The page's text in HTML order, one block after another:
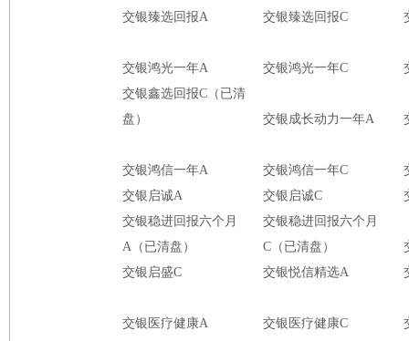
交银臻选回报A 交银臻选回报C
交银鸿光一年A 交银鸿光一年C
交银鑫选回报C（已清
盘）
交银成长动力一年A
交银鸿信一年A 交银鸿信一年C
交银启诚A
交银启诚C
交银稳进回报六个月
A（已清盘）
交银稳进回报六个月
C（已清盘）
交银启盛C
交银悦信精选A
交银医疗健康A 交银医疗健康C